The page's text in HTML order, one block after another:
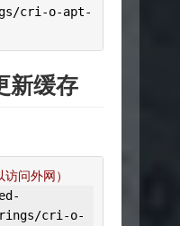
/cri -o-apt-
新缓存
问外网）
cri-o-